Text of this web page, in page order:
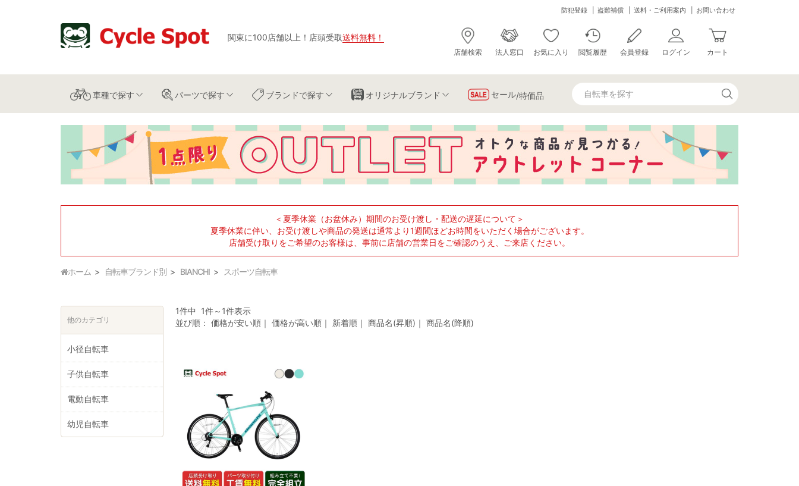
関東に100店舗以上 ！ 店頭受取送料無料 ！
防犯登録 盗難補償 送料・ご利用案内 お問い合わせ
店舗検索 法人窓口 お気に入り 閲覧履歴 会員登録 ログイン カート
車種で探す パーツで探す ブランドで探す オリジナルブランド セール/特価品
＜夏季休業（お盆休み）期間のお受け渡し・配送の遅延について＞
夏季休業に伴い、お受け渡しや商品の発送は通常より1週間ほどお時間をいただく場合がございます。
店舗受け取りをご希望のお客様は、事前に店舗の営業日をご確認のうえ、ご来店ください。
ホーム 自転車ブランド別 BIANCHI スポーツ自転車
1件中 1件～1件表示
並び順：価格が安い順 ｜価格が高い順 ｜ 新着順 ｜商品名(昇順) ｜商品名(降順)
他のカテゴリ
小径自転車
子供自転車
電動自転車
幼児自転車